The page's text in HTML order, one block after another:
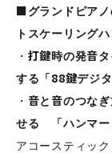
■グランドピア
トスケーリング
・ 打鍵時の発音
する「88鍵デジ
・ 音と音のつな
せる 「ハンマー
アコースティッ